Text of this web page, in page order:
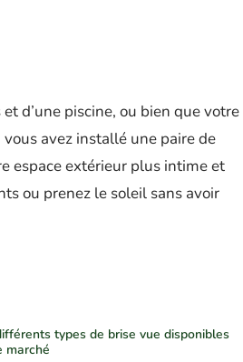
d’une piscine, ou bien que votre
avez installé une paire de
espace extérieur plus intime et
ou prenez le soleil sans avoir
types de brise vue disponibles
marché